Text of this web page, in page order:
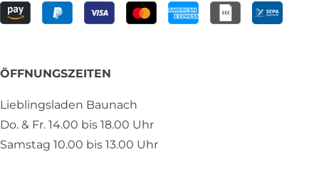
ÖFFNUNGSZEITEN
Lieblingsladen Baunach
Do. & Fr. 14.00 bis 18.00 Uhr
Samstag 10.00 bis 13.00 Uhr